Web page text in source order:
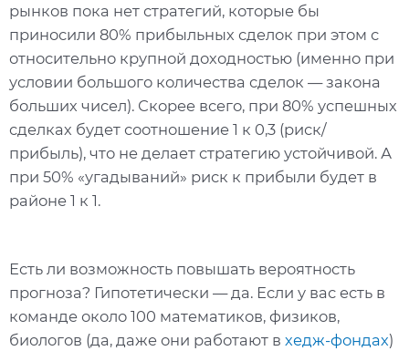
рынков пока нет стратегий, которые бы
приносили 80% прибыльных сделок при этом с
относительно крупной доходностью (именно при
условии большого количества сделок — закона
больших чисел). Скорее всего, при 80% успешных
сделках будет соотношение 1 к 0,3 (риск/
прибыль), что не делает стратегию устойчивой. А
при 50% «угадываний» риск к прибыли будет в
районе 1 к 1.
Есть ли возможность повышать вероятность
прогноза? Гипотетически — да. Если у вас есть в
команде около 100 математиков, физиков,
биологов (да, даже они работают в хедж-фондах)